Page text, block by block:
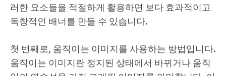
러한 요소들을 적절하게 활용하면 보다 효과적이고
독창적인 배너를 만들 수 있습니다.
첫 번째로, 움직이는 이미지를 사용하는 방법입니다.
움직이는 이미지란 정지된 상태에서 바뀌거나 움직